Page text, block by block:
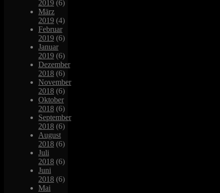
2019 (6)
März
2019 (4)
Februar
2019 (6)
Januar
2019 (6)
Dezember
2018 (6)
November
2018 (6)
Oktober
2018 (6)
September
2018 (6)
August
2018 (6)
Juli
2018 (6)
Juni
2018 (6)
Mai